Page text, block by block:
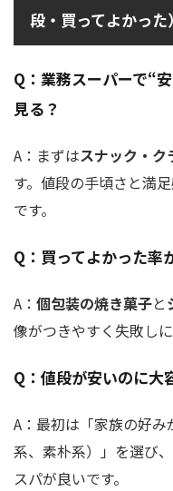
段・買ってよかった）
Q：業務スーパーで“
見る？
A：まずはスナック・ク
す。値段の手頃さと満
です。
Q：買ってよかった率
A： 個包装の焼き菓子と
像がつきやすく失敗し
Q：値段が安いのに
A：最初は「家族の好
系、素朴系）」を選び、
スパが良いです。